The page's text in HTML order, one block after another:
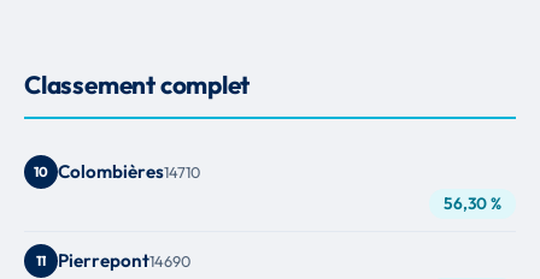
Classement complet
10 Colombières14710
56,30 %
11 Pierrepont14690